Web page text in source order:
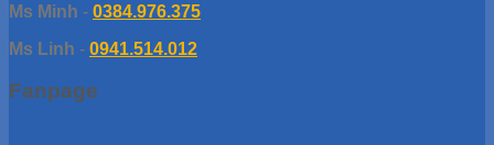
Ms Minh - 0384.976.375
Ms Linh - 0941.514.012
Fanpage